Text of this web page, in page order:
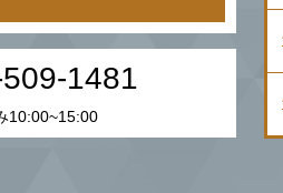
1481
10:00~15:00